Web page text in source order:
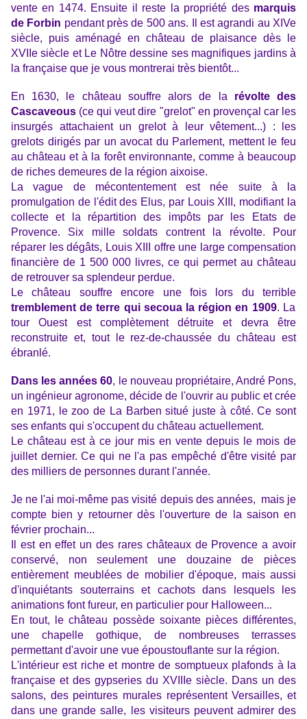
vente en 1474. Ensuite il reste la propriété des marquis
de Forbin pendant près de 500 ans. Il est agrandi au XIVe
siècle, puis aménagé en château de plaisance dès le
XVIIe siècle et Le Nôtre dessine ses magnifiques jardins à
la française que je vous montrerai très bientôt...
En 1630, le château souffre alors de la révolte des
Cascaveous (ce qui veut dire "grelot" en provençal car les
insurgés attachaient un grelot à leur vêtement...) : les
grelots dirigés par un avocat du Parlement, mettent le feu
au château et à la forêt environnante, comme à beaucoup
de riches demeures de la région aixoise.
La vague de mécontentement est née suite à la
promulgation de l'édit des Elus, par Louis XIII, modifiant la
collecte et la répartition des impôts par les Etats de
Provence. Six mille soldats contrent la révolte. Pour
réparer les dégâts, Louis XIII offre une large compensation
financière de 1 500 000 livres, ce qui permet au château
de retrouver sa splendeur perdue.
Le château souffre encore une fois lors du terrible
tremblement de terre qui secoua la région en 1909. La
tour Ouest est complètement détruite et devra être
reconstruite et, tout le rez-de-chaussée du château est
ébranlé.
Dans les années 60, le nouveau propriétaire, André Pons,
un ingénieur agronome, décide de l'ouvrir au public et crée
en 1971, le zoo de La Barben situé juste à côté. Ce sont
ses enfants qui s'occupent du château actuellement.
Le château est à ce jour mis en vente depuis le mois de
juillet dernier. Ce qui ne l'a pas empêché d'être visité par
des milliers de personnes durant l'année.
Je ne l'ai moi-même pas visité depuis des années, mais je
compte bien y retourner dès l'ouverture de la saison en
février prochain...
Il est en effet un des rares châteaux de Provence a avoir
conservé, non seulement une douzaine de pièces
entièrement meublées de mobilier d'époque, mais aussi
d'inquiétants souterrains et cachots dans lesquels les
animations font fureur, en particulier pour Halloween...
En tout, le château possède soixante pièces différentes,
une chapelle gothique, de nombreuses terrasses
permettant d'avoir une vue époustouflante sur la région.
L'intérieur est riche et montre de somptueux plafonds à la
française et des gypseries du XVIIIe siècle. Dans un des
salons, des peintures murales représentent Versailles, et
dans une grande salle, les visiteurs peuvent admirer des